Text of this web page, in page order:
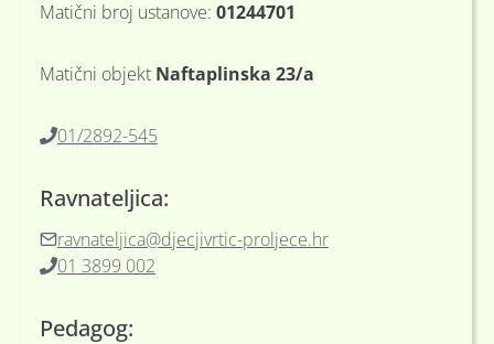
Matični broj ustanove: 01244701
Matični objekt Naftaplinska 23/a
01/2892-545
Ravnateljica:
ravnateljica@djecjivrtic-proljece.hr
01 3899 002
Pedagog: